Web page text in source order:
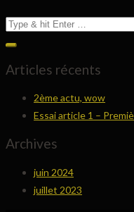
Search
for:
Articles récents
2ème actu, wow
Essai article 1 –
Archives
juin 2024
juillet 2023